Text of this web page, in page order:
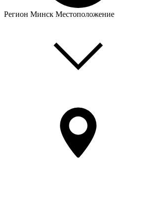
Регион Минск Местоположение